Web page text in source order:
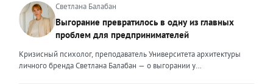
Светлана Балабан
Выгорание превратилось в одну из главных
проблем для предпринимателей
Кризисный психолог, преподаватель Университета архитектуры
личного бренда Светлана Балабан — о выгорании у